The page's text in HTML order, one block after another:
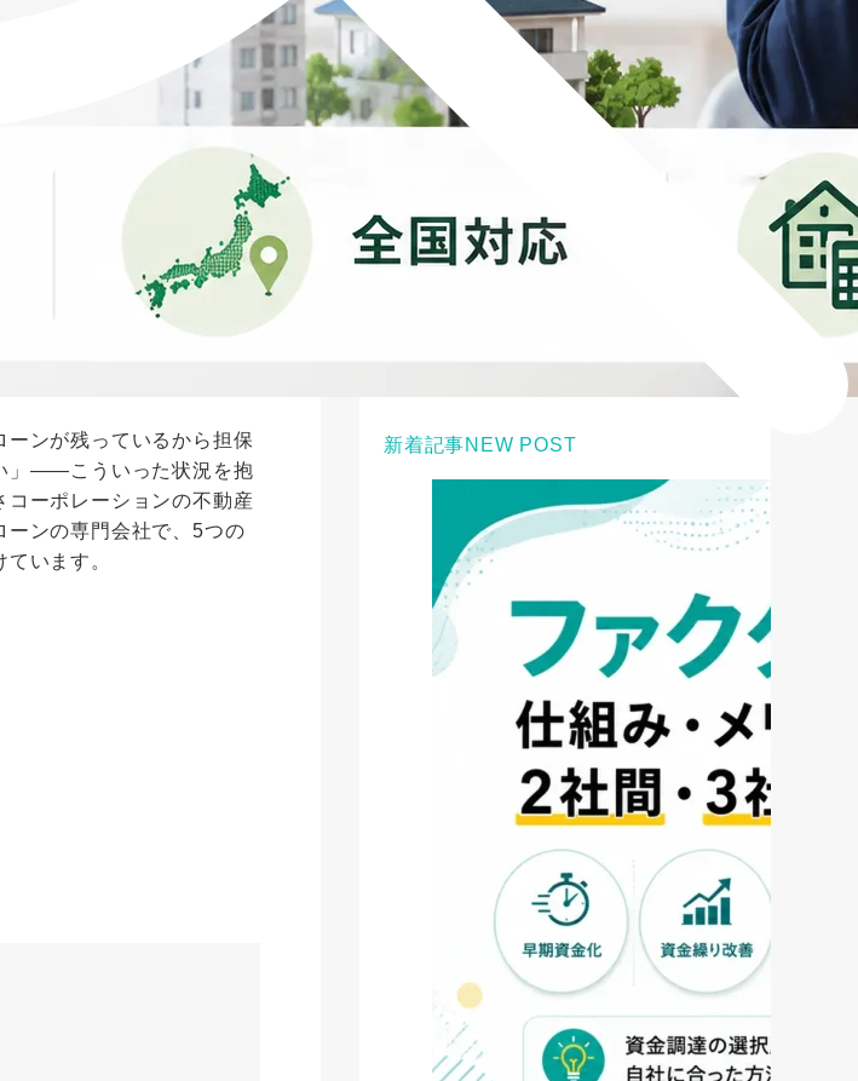
ーンが残っているから担保
」——こういった状況を抱
ーポレーションの不動産
ーンの専門会社で、5つの
います。
新着記事NEW POST